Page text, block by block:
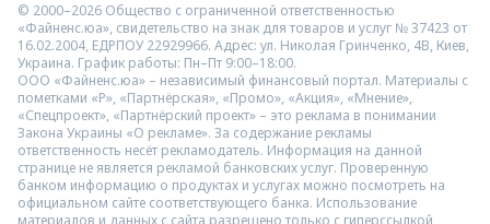
© 2000–2026 Общество с ограниченной ответственностью
«Файненс.юа», свидетельство на знак для товаров и услуг № 37423 от
16.02.2004, ЕДРПОУ 22929966. Адрес: ул. Николая Гринченко, 4В, Киев,
Украина. График работы: Пн–Пт 9:00–18:00.
ООО «Файненс.юа» – независимый финансовый портал. Материалы с
пометками «Р», «Партнёрская», «Промо», «Акция», «Мнение»,
«Спецпроект», «Партнёрский проект» – это реклама в понимании
Закона Украины «О рекламе». За содержание рекламы
ответственность несёт рекламодатель. Информация на данной
странице не является рекламой банковских услуг. Проверенную
банком информацию о продуктах и услугах можно посмотреть на
официальном сайте соответствующего банка. Использование
материалов и данных с сайта разрешено только с гиперссылкой